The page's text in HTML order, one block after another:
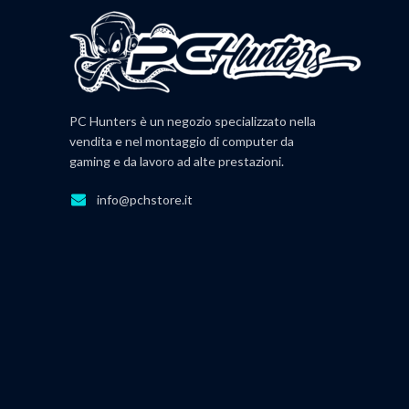
PC Hunters è un negozio specializzato nella
vendita e nel montaggio di computer da
gaming e da lavoro ad alte prestazioni.
info@pchstore.it